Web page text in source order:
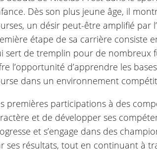
Dès son plus jeune âge, il
un désir peut-être amplifié par
étape de sa carrière consiste
sert de tremplin pour de nombreux
l’opportunité d’apprendre les
dans un environnement
premières participations à des
et de développer ses
et s’engage dans des
ses résultats, tout en continuant à